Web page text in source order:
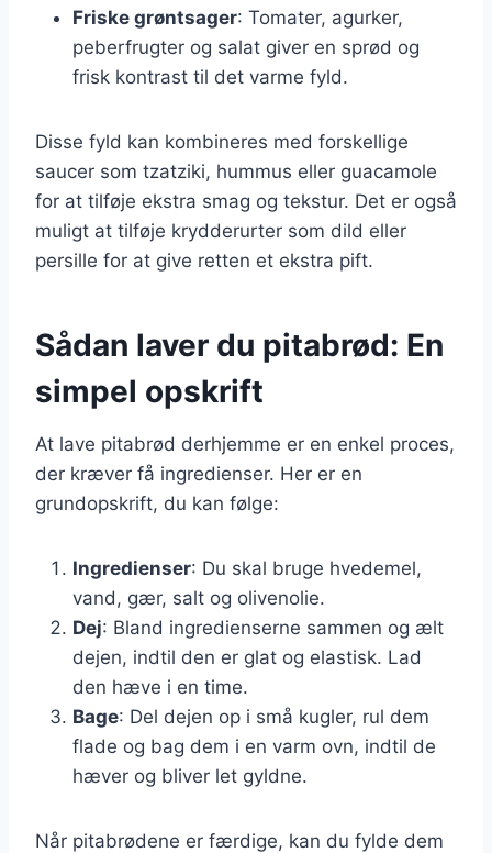
Friske grøntsager: Tomater, agurker,
peberfrugter og salat giver en sprød og
frisk kontrast til det varme fyld.
Disse fyld kan kombineres med forskellige
saucer som tzatziki, hummus eller guacamole
for at tilføje ekstra smag og tekstur. Det er også
muligt at tilføje krydderurter som dild eller
persille for at give retten et ekstra pift.
Sådan laver du pitabrød: En
simpel opskrift
At lave pitabrød derhjemme er en enkel proces,
der kræver få ingredienser. Her er en
grundopskrift, du kan følge:
Ingredienser: Du skal bruge hvedemel,
vand, gær, salt og olivenolie.
Dej: Bland ingredienserne sammen og ælt
dejen, indtil den er glat og elastisk. Lad
den hæve i en time.
Bage: Del dejen op i små kugler, rul dem
flade og bag dem i en varm ovn, indtil de
hæver og bliver let gyldne.
Når pitabrødene er færdige, kan du fylde dem